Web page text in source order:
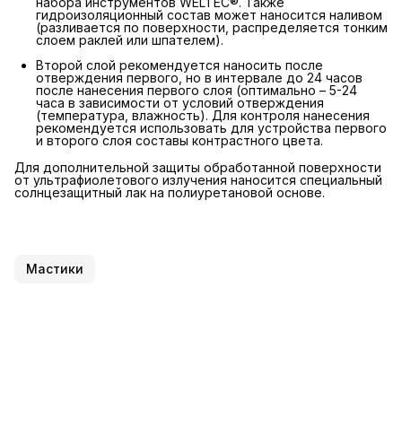
гидроизоляционный состав может наносится наливом
(разливается по поверхности, распределяется тонким
слоем раклей или шпателем).
Второй слой рекомендуется наносить после
отверждения первого, но в интервале до 24 часов
после нанесения первого слоя (оптимально – 5-24
часа в зависимости от условий отверждения
(температура, влажность). Для контроля нанесения
рекомендуется использовать для устройства первого
и второго слоя составы контрастного цвета.
Для дополнительной защиты обработанной поверхности
от ультрафиолетового излучения наносится специальный
солнцезащитный лак на полиуретановой основе.
Мастики